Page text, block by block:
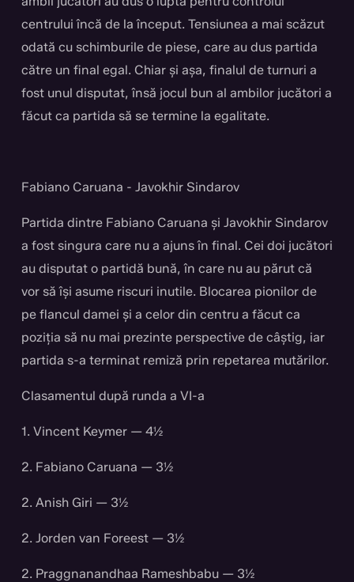
centrului încă de la început. Tensiunea a mai scăzut
odată cu schimburile de piese, care au dus partida
către un final egal. Chiar și așa, finalul de turnuri a
fost unul disputat, însă jocul bun al ambilor jucători a
făcut ca partida să se termine la egalitate.
Fabiano Caruana - Javokhir Sindarov
Partida dintre Fabiano Caruana și Javokhir Sindarov
a fost singura care nu a ajuns în final. Cei doi jucători
au disputat o partidă bună, în care nu au părut că
vor să își asume riscuri inutile. Blocarea pionilor de
pe flancul damei și a celor din centru a făcut ca
poziția să nu mai prezinte perspective de câștig, iar
partida s-a terminat remiză prin repetarea mutărilor.
Clasamentul după runda a VI-a
1. Vincent Keymer — 4½
2. Fabiano Caruana — 3½
2. Anish Giri — 3½
2. Jorden van Foreest — 3½
2. Praggnanandhaa Rameshbabu — 3½